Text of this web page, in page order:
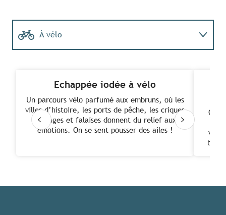
À vélo
Echappée iodée à vélo
Un parcours vélo parfumé aux embruns, où les
villes d’histoire, les ports de pêche, les criques
sauvages et falaises donnent du relief aux
émotions. On se sent pousser des ailes !